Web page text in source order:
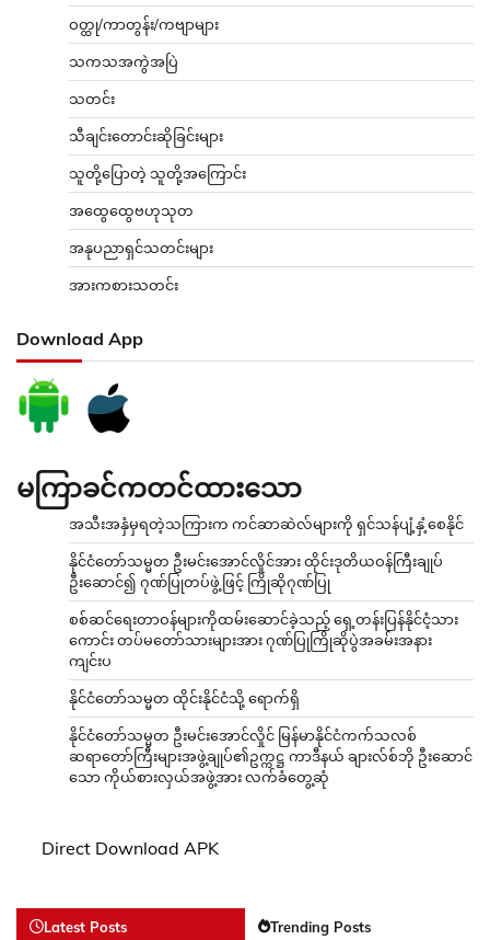
ဝတ္ထု/ကာတွန်း/ကဗျာများ
သကသအကွဲအပြဲ
သတင်း
သီချင်းတောင်းဆိုခြင်းများ
သူတို့ပြောတဲ့ သူတို့အကြောင်း
အထွေထွေဗဟုသုတ
အနုပညာရှင်သတင်းများ
အားကစားသတင်း
Download App
မကြာခင်ကတင်ထားသော
အသီးအနှံမှရတဲ့သကြားက ကင်ဆာဆဲလ်များကို ရှင်သန်ပျံ့နှံ့စေနိုင်
နိုင်ငံတော်သမ္မတ ဦးမင်းအောင်လှိုင်အား ထိုင်းဒုတိယဝန်ကြီးချုပ်
ဦးဆောင်၍ ဂုဏ်ပြုတပ်ဖွဲ့ဖြင့် ကြိုဆိုဂုဏ်ပြု
စစ်ဆင်ရေးတာဝန်များကိုထမ်းဆောင်ခဲ့သည့် ရှေ့တန်းပြန်နိုင်ငံ့သား
ကောင်း တပ်မတော်သားများအား ဂုဏ်ပြုကြိုဆိုပွဲအခမ်းအနား
ကျင်းပ
နိုင်ငံတော်သမ္မတ ထိုင်းနိုင်ငံသို့ ရောက်ရှိ
နိုင်ငံတော်သမ္မတ ဦးမင်းအောင်လှိုင် မြန်မာနိုင်ငံကက်သလစ်
ဆရာတော်ကြီးများအဖွဲ့ချုပ်၏ဥက္ကဋ္ဌ ကာဒီနယ် ချားလ်စ်ဘို ဦးဆောင်
သော ကိုယ်စားလှယ်အဖွဲ့အား လက်ခံတွေ့ဆုံ
Direct Download APK
Latest Posts Trending Posts